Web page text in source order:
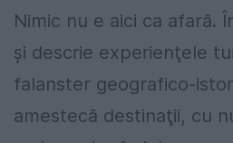
Nimic nu e aici ca afară.
și descrie experienţele
falanster geografico-
amestecă destinaţii, cu